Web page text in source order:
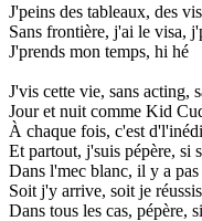
J'peins des tableaux, des
Sans frontière, j'ai le visa,
J'prends mon temps, hi hé
J'vis cette vie, sans acting,
Jour et nuit comme Kid
À chaque fois, c'est
Et partout, j'suis pépère, si
Dans l'mec blanc, il y a pas
Soit j'y arrive, soit je réussis
Dans tous les cas, pépère,